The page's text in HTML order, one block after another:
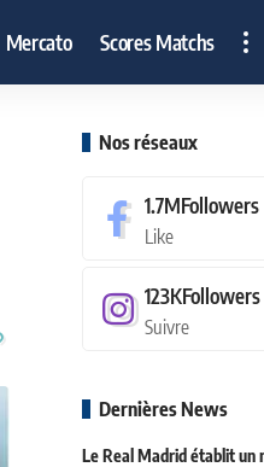
Mercato Scores Matchs
Nos réseaux
1.7MFollowers
Like
123KFollowers
Suivre
Dernières News
Le Real Madrid établit un